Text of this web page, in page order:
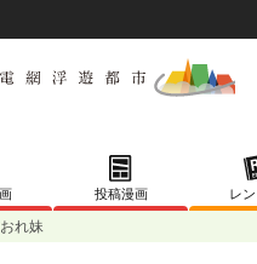
投稿漫画 レ
れ妹